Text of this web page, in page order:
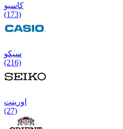
کاسیو
(173)
سیکو
(216)
اورینت
(27)